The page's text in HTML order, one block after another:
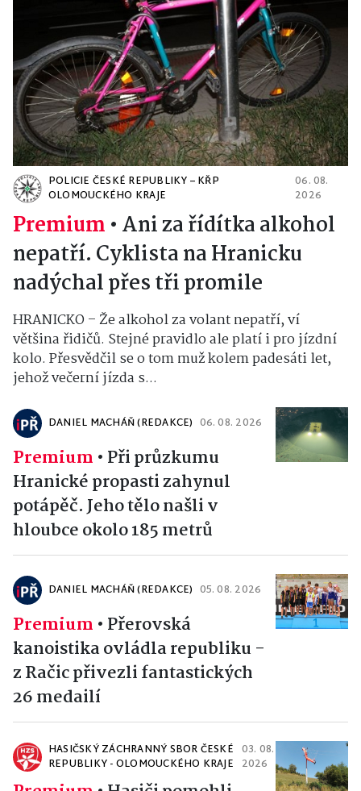
POLICIE ČESKÉ REPUBLIKY – KŘP
OLOMOUCKÉHO KRAJE
06. 08.
2026
Premium • Ani za řídítka alkohol
nepatří. Cyklista na Hranicku
nadýchal přes tři promile
HRANICKO – Že alkohol za volant nepatří, ví
většina řidičů. Stejné pravidlo ale platí i pro jízdní
kolo. Přesvědčil se o tom muž kolem padesáti let,
jehož večerní jízda s...
DANIEL MACHÁŇ (REDAKCE) 06. 08. 2026
Premium • Při průzkumu
Hranické propasti zahynul
potápěč. Jeho tělo našli v
hloubce okolo 185 metrů
DANIEL MACHÁŇ (REDAKCE) 05. 08. 2026
Premium • Přerovská
kanoistika ovládla republiku -
z Račic přivezli fantastických
26 medailí
HASIČSKÝ ZÁCHRANNÝ SBOR ČESKÉ
REPUBLIKY - OLOMOUCKÉHO KRAJE
03. 08.
2026